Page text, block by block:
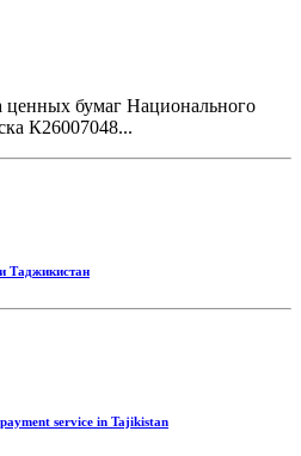
бумаг Национального
К26007048...
Таджикистан
service in Tajikistan